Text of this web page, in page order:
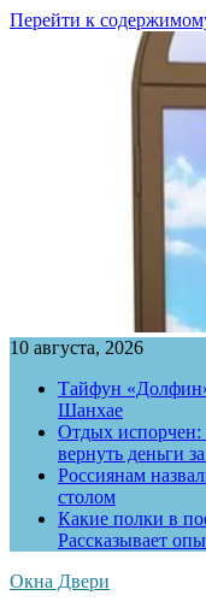
Перейти к
10 августа, 2026
Тайфун
Шанхае
Отдых испорчен:
вернуть деньги
Россиянам
столом
Какие полки в
Рассказывает
Окна Двери